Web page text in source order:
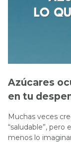
Azúcares
en tu
Muchas veces
“saludable”,
menos lo